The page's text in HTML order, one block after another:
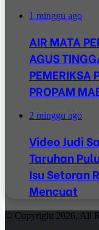
1 minggu ago
AIR MATA
AGUS
PEMERIKSA
PROPAM
2 minggu ago
Video Judi
Taruhan
Isu Setoran
Mencuat
© Copyright 2026, All